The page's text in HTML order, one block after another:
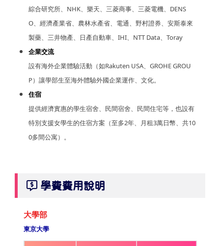
綜合研究所、NHK、樂天、三菱商事、三菱電機、DENS
O、經濟產業省、農林水產省、電通、野村證券、安斯泰來
製藥、三井物產、日產自動車、IHI、NTT Data、Toray
企業交流
設有海外企業體驗活動（如Rakuten USA、GROHE GROU
P）讓學部生至海外體驗外國企業運作、文化。
住宿
提供經濟實惠的學生宿舍、民間宿舍、民間住宅等，也設有
特別支援女學生的住宿方案（至多2年、月租3萬日幣、共10
0多間公寓）。
學費費用說明
大學部
東京大學